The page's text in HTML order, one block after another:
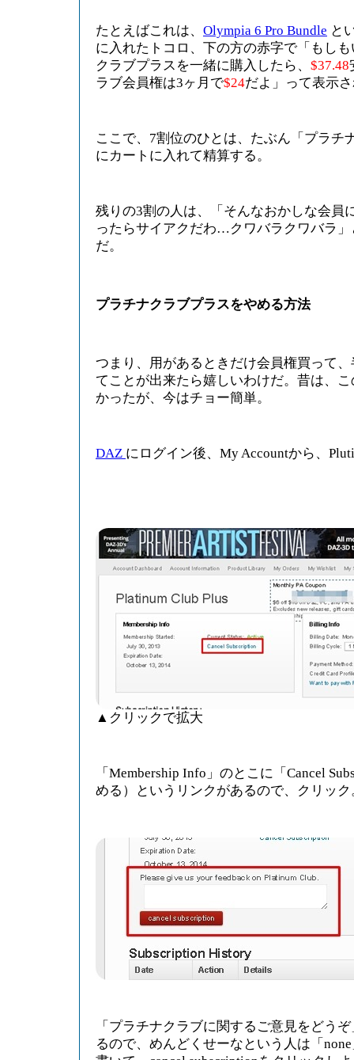
たとえばこれは、 Olympia 6 Pro Bundle と
に入れたトコロ、下の方の赤字で「もし
クラブプラスを一緒に購入したら、 $37.48
ラブ会員権は3ヶ月で$24だよ」って表示
ここで、7割位のひとは、たぶん「プラチ
にカートに入れて精算する。
残りの3割の人は、「そんなおかしな会員
ったらサイアクだわ…クワバラクワバラ
だ。
プラチナクラブプラスをやめる方法
つまり、用があるときだけ会員権買って
てことが出来たら嬉しいわけだ。昔は、
かったが、今はチョー簡単。
DAZ にログイン後、My Accountから、
▲クリックで拡大
「Membership Info」のとこに「Cancel
める）というリンクがあるので、クリック
「プラチナクラブに関するご意見をどう
るので、めんどくせーなという人は「